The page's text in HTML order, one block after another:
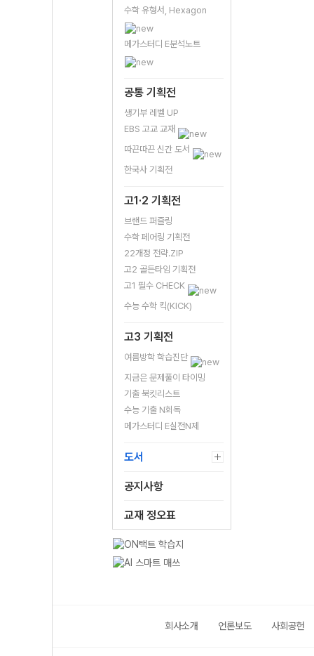
수학 유형서, Hexagon
메가스터디 E분석노트
공통 기획전
생기부 레벨 UP
EBS 고교 교재
따끈따끈 신간 도서
한국사 기획전
고1·2 기획전
브랜드 퍼즐링
수학 페어링 기획전
22개정 전략.ZIP
고2 골든타임 기획전
고1 필수 CHECK
수능 수학 킥(KICK)
고3 기획전
여름방학 학습진단
지금은 문제풀이 타이밍
기출 북킷리스트
수능 기출 N회독
메가스터디 E실전N제
도서
공지사항
교재 정오표
회사소개 언론보도 사회공헌